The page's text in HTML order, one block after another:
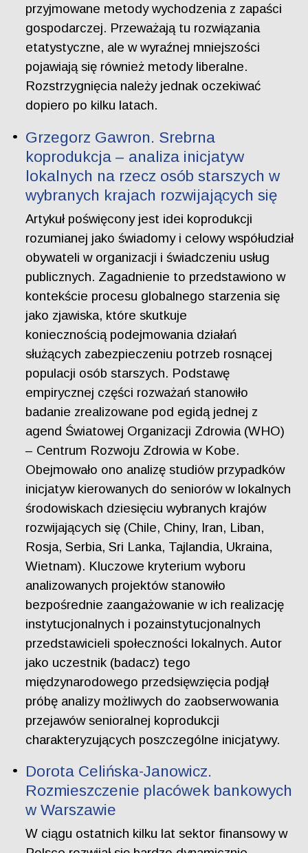
przyjmowane metody wychodzenia z zapaści
gospodarczej. Przeważają tu rozwiązania
etatystyczne, ale w wyraźnej mniejszości
pojawiają się również metody liberalne.
Rozstrzygnięcia należy jednak oczekiwać
dopiero po kilku latach.
Grzegorz Gawron. Srebrna
koprodukcja – analiza inicjatyw
lokalnych na rzecz osób starszych w
wybranych krajach rozwijających się
Artykuł poświęcony jest idei koprodukcji
rozumianej jako świadomy i celowy współudział
obywateli w organizacji i świadczeniu usług
publicznych. Zagadnienie to przedstawiono w
kontekście procesu globalnego starzenia się
jako zjawiska, które skutkuje
koniecznością podejmowania działań
służących zabezpieczeniu potrzeb rosnącej
populacji osób starszych. Podstawę
empirycznej części rozważań stanowiło
badanie zrealizowane pod egidą jednej z
agend Światowej Organizacji Zdrowia (WHO)
– Centrum Rozwoju Zdrowia w Kobe.
Obejmowało ono analizę studiów przypadków
inicjatyw kierowanych do seniorów w lokalnych
środowiskach dziesięciu wybranych krajów
rozwijających się (Chile, Chiny, Iran, Liban,
Rosja, Serbia, Sri Lanka, Tajlandia, Ukraina,
Wietnam). Kluczowe kryterium wyboru
analizowanych projektów stanowiło
bezpośrednie zaangażowanie w ich realizację
instytucjonalnych i pozainstytucjonalnych
przedstawicieli społeczności lokalnych. Autor
jako uczestnik (badacz) tego
międzynarodowego przedsięwzięcia podjął
próbę analizy możliwych do zaobserwowania
przejawów senioralnej koprodukcji
charakteryzujących poszczególne inicjatywy.
Dorota Celińska-Janowicz.
Rozmieszczenie placówek bankowych
w Warszawie
W ciągu ostatnich kilku lat sektor finansowy w